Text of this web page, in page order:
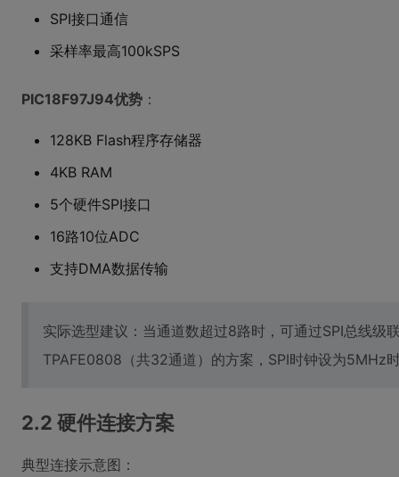
SPI接口通信
采样率最高100kSPS
PIC18F97J94优势 ：
128KB Flash程序存储器
4KB RAM
5个硬件SPI接口
16路10位ADC
支持DMA数据传输
实际选型建议：当通道数超过8路时，可通过SPI总线级
TPAFE0808（共32通道）的方案，SPI时钟设为5MHz
2.2 硬件连接方案
典型连接示意图：